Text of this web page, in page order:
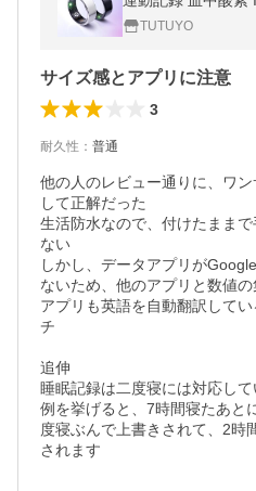
フィットネス指輪
oid対応
TUTUYO
サイズ感とアプリに注意
3
耐久性 ： 普通
他の人のレビュー通りに、ワ
して正解だった
生活防水なので、付けたまま
ない
しかし、データアプリが
ないため、他のアプリと数値
アプリも英語を自動翻訳して
チ
追伸
睡眠記録は二度寝には対応し
例を挙げると、7時間寝たあと
度寝ぶんで上書きされて、2時
されます